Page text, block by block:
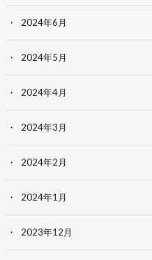
2024年6月
2024年5月
2024年4月
2024年3月
2024年2月
2024年1月
2023年12月